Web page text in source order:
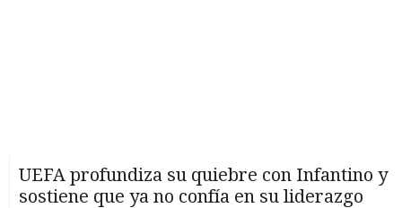
UEFA profundiza su quiebre con Infantino y
sostiene que ya no confía en su liderazgo